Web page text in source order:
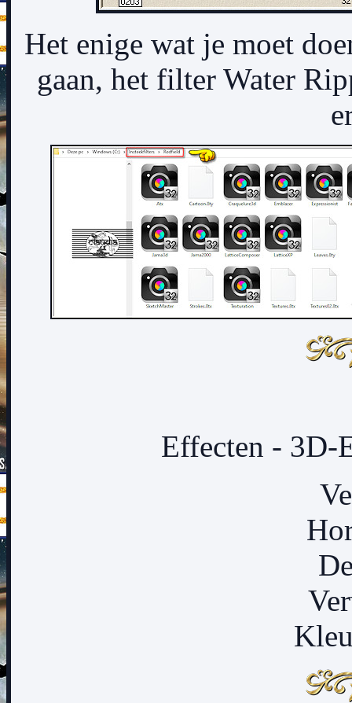
Het enige wat je moet
gaan, het filter Water
Effecten - 3D-